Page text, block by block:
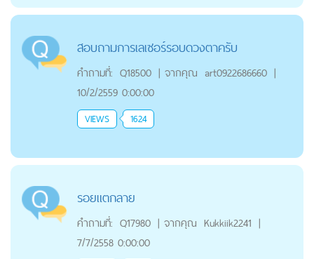
สอบถามการเลเซอร์รอบดวงตาครับ
คำถามที่: Q18500 | จากคุณ art0922686660 |
10/2/2559 0:00:00
VIEWS 1624
รอยแตกลาย
คำถามที่: Q17980 | จากคุณ Kukkiik2241 |
7/7/2558 0:00:00